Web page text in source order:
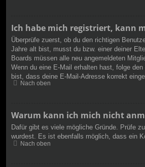
Ich habe mich registriert, kann
Überprüfe zuerst, ob du den richtigen
Jahre alt bist, musst du bzw. einer deiner
Boards müssen alle neu angemeldeten
Wenn du eine E-Mail erhalten hast, folge
bist, dass deine E-Mail-Adresse korrekt
Nach oben
Warum kann ich mich nicht
Dafür gibt es viele mögliche Gründe. Prüfe
wurdest. Es ist ebenfalls möglich, dass ein
Nach oben